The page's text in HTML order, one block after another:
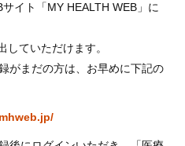
イト「MY HEALTH WEB」に
ていただけます。
がまだの方は、お早めに下記の